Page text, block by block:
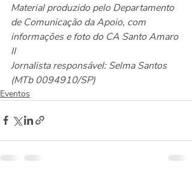
Material produzido pelo Departamento
de Comunicação da Apoio, com
informações e foto do CA Santo Amaro
II
Jornalista responsável: Selma Santos
(MTb 0094910/SP)
Eventos